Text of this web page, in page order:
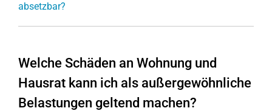
absetzbar?
Welche Schäden an Wohnung und
Hausrat kann ich als außergewöhnliche
Belastungen geltend machen?